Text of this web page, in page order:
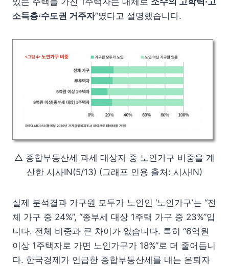
소득층·수도권 거주자”였다고 설명했습니다.
△ 종합부동산세 과세 대상자 중 노인가구 비중을 계
산한 시사IN(5/13) (그래프 인용 출처: 시사IN)
실제 분석결과 가구원 모두가 노인인 ‘노인가구’는 “전
체 가구 중 24%”, “종부세 대상 1주택 가구 중 23%”입
니다. 전체 비중과 큰 차이가 없습니다. 특히 “6억원
이상 1주택자로 가면 노인가구가 18%”로 더 줄어듭니
다. 한국경제가 언급한 종합부동산세를 내는 은퇴자